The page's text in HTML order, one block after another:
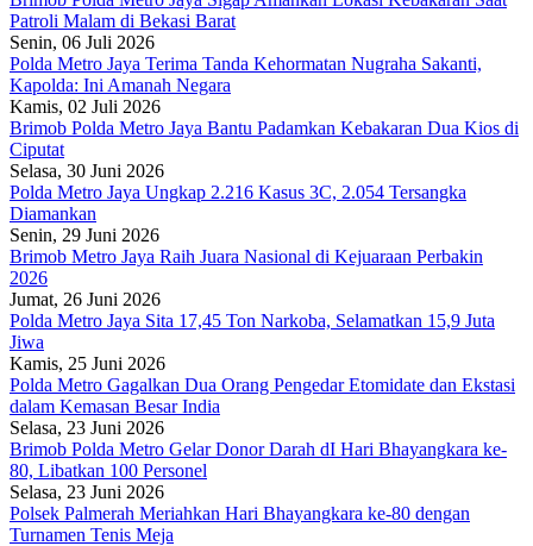
Patroli Malam di Bekasi Barat
Senin, 06 Juli 2026
Polda Metro Jaya Terima Tanda Kehormatan Nugraha Sakanti,
Kapolda: Ini Amanah Negara
Kamis, 02 Juli 2026
Brimob Polda Metro Jaya Bantu Padamkan Kebakaran Dua Kios di
Ciputat
Selasa, 30 Juni 2026
Polda Metro Jaya Ungkap 2.216 Kasus 3C, 2.054 Tersangka
Diamankan
Senin, 29 Juni 2026
Brimob Metro Jaya Raih Juara Nasional di Kejuaraan Perbakin
2026
Jumat, 26 Juni 2026
Polda Metro Jaya Sita 17,45 Ton Narkoba, Selamatkan 15,9 Juta
Jiwa
Kamis, 25 Juni 2026
Polda Metro Gagalkan Dua Orang Pengedar Etomidate dan Ekstasi
dalam Kemasan Besar India
Selasa, 23 Juni 2026
Brimob Polda Metro Gelar Donor Darah dI Hari Bhayangkara ke-
80, Libatkan 100 Personel
Selasa, 23 Juni 2026
Polsek Palmerah Meriahkan Hari Bhayangkara ke-80 dengan
Turnamen Tenis Meja